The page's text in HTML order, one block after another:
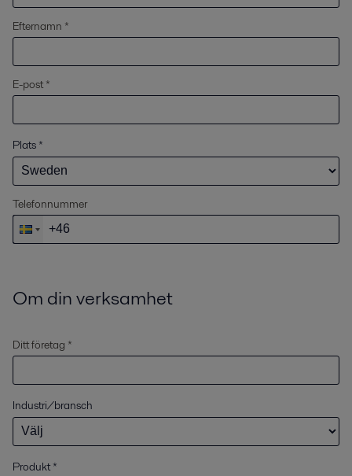
Efternamn *
E-post *
Plats *
Telefonnummer
Om din verksamhet
Ditt företag *
Industri/bransch
Produkt*